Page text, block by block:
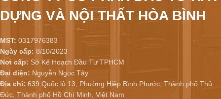
DỰNG VÀ NỘI THẤT HÒA BÌNH
MST: 0317976383
Ngày cấp: 8/10/2023
Nơi cấp: Sở Kế Hoạch Đầu Tư TPHCM
Đại diện: Nguyễn Ngọc Tây
Địa chỉ: 639 Quốc lộ 13, Phường Hiệp Bình Phước, Thành phố Thủ
Đức, Thành phố Hồ Chí Minh, Việt Nam